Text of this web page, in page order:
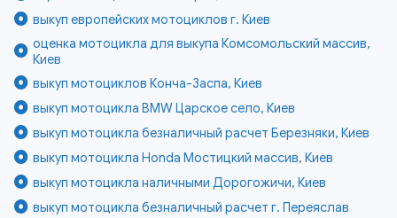
выкуп европейских мотоциклов г. Киев
оценка мотоцикла для выкупа Комсомольский массив,
Киев
выкуп мотоциклов Конча-Заспа, Киев
выкуп мотоцикла BMW Царское село, Киев
выкуп мотоцикла безналичный расчет Березняки, Киев
выкуп мотоцикла Honda Мостицкий массив, Киев
выкуп мотоцикла наличными Дорогожичи, Киев
выкуп мотоцикла безналичный расчет г. Переяслав